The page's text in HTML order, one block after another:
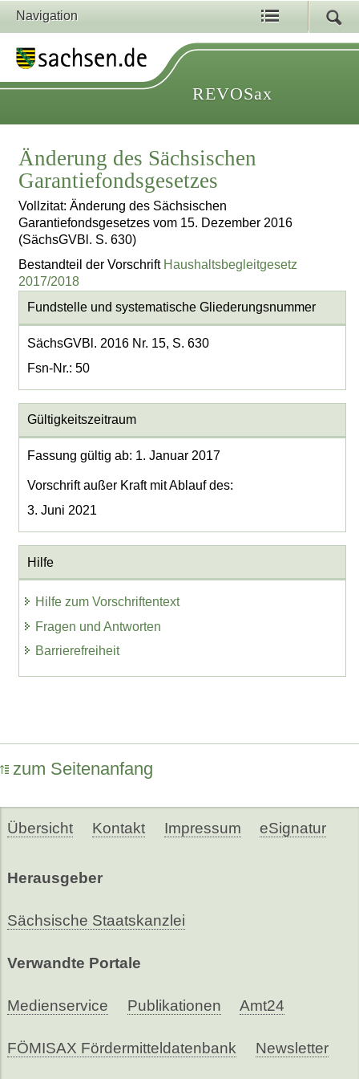
Navigation
REVOSax
Änderung des Sächsischen
Garantiefondsgesetzes
Vollzitat: Änderung des Sächsischen
Garantiefondsgesetzes vom 15. Dezember 2016
(SächsGVBl. S. 630)
Bestandteil der Vorschrift Haushaltsbegleitgesetz
2017/2018
Fundstelle und systematische Gliederungsnummer
SächsGVBl. 2016 Nr. 15, S. 630
Fsn-Nr.: 50
Gültigkeitszeitraum
Fassung gültig ab: 1. Januar 2017
Vorschrift außer Kraft mit Ablauf des:
3. Juni 2021
Hilfe
Hilfe zum Vorschriftentext
Fragen und Antworten
Barrierefreiheit
zum Seitenanfang
Übersicht Kontakt Impressum eSignatur
Herausgeber
Sächsische Staatskanzlei
Verwandte Portale
Medienservice Publikationen Amt24
FÖMISAX Fördermitteldatenbank Newsletter